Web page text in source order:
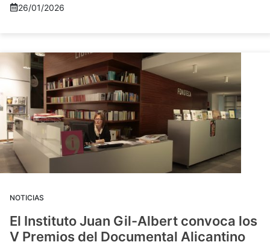
26/01/2026
NOTICIAS
El Instituto Juan Gil-Albert convoca los
V Premios del Documental Alicantino